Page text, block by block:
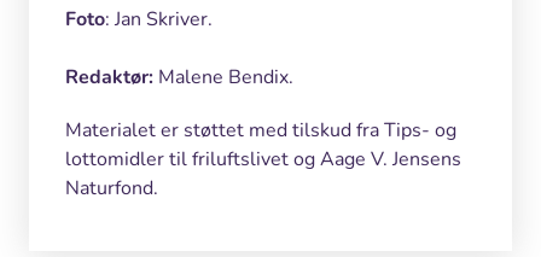
Foto: Jan Skriver.
Redaktør: Malene Bendix.
Materialet er støttet med tilskud fra Tips- og
lottomidler til friluftslivet og Aage V. Jensens
Naturfond.